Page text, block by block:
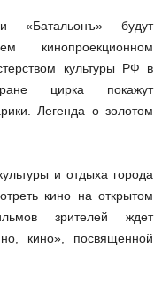
будут
кинопроекционном
культуры РФ в
цирка покажут
Легенда о золотом
и отдыха города
кино на открытом
зрителей ждет
кино», посвященной